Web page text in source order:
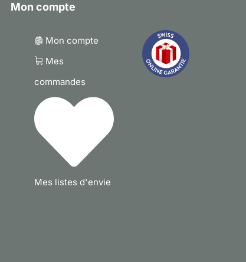
Mon compte
Mon compte
Mes
commandes
Mes listes d'envie